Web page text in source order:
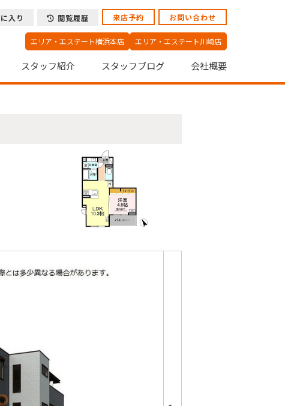
入り 閲覧履歴 来店予約 お問い合わせ
エリア・エステート横浜本店 エリア・エステート川崎店
スタッフ紹介 スタッフブログ 会社概要